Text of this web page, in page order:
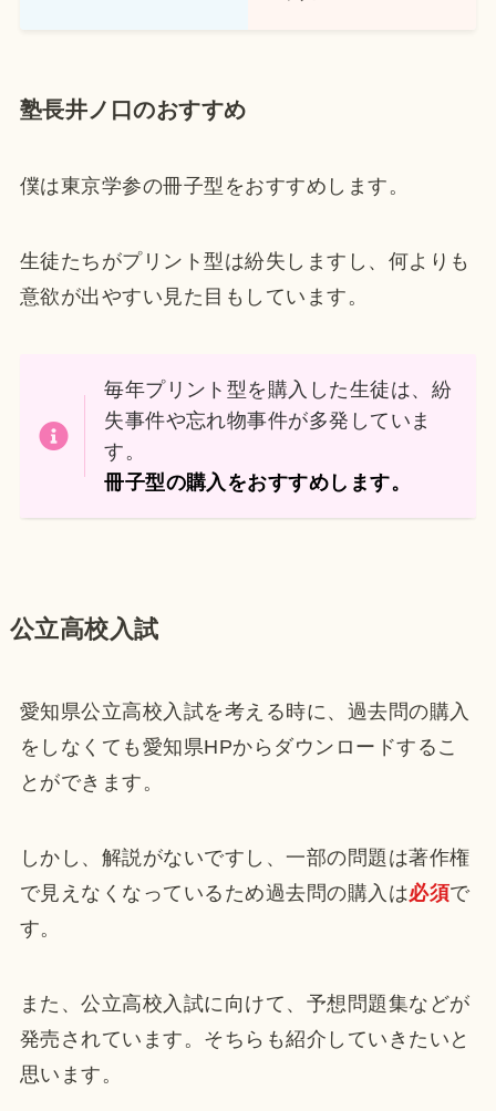
塾長井ノ口のおすすめ
僕は東京学参の冊子型をおすすめします。
生徒たちがプリント型は紛失しますし、何よりも
意欲が出やすい見た目もしています。
毎年プリント型を購入した生徒は、紛
失事件や忘れ物事件が多発していま
す。
冊子型の購入をおすすめします。
公立高校入試
愛知県公立高校入試を考える時に、過去問の購入
をしなくても愛知県HPからダウンロードするこ
とができます。
しかし、解説がないですし、一部の問題は著作権
で見えなくなっているため過去問の購入は必須で
す。
また、公立高校入試に向けて、予想問題集などが
発売されています。そちらも紹介していきたいと
思います。